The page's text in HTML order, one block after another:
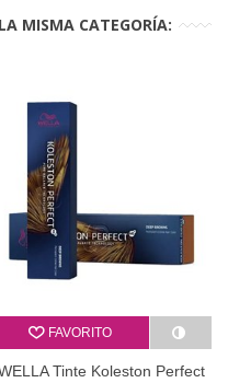
MISMA CATEGORÍA:
FAVORITO
Tinte Koleston Perfect